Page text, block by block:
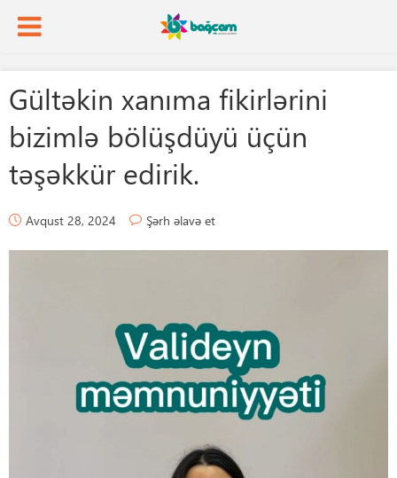
Gültəkin xanıma fikirlərini
bizimlə bölüşdüyü üçün
təşəkkür edirik.
Avqust 28, 2024 Şərh əlavə et